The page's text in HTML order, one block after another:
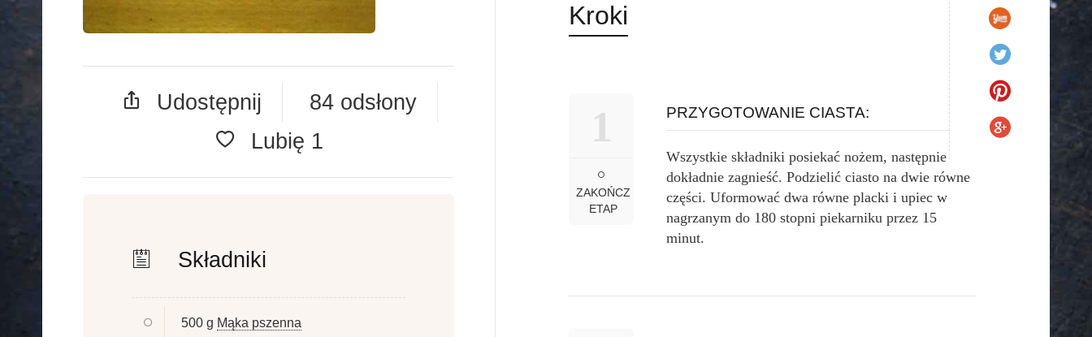
Udostępnij
84 odsłony
Lubię 1
Składniki
500 g Mąka pszenna
Kroki
1
ZAKOŃCZ
ETAP
PRZYGOTOWANIE CIASTA:
Wszystkie składniki posiekać nożem, następnie
dokładnie zagnieść. Podzielić ciasto na dwie równe
części. Uformować dwa równe placki i upiec w
nagrzanym do 180 stopni piekarniku przez 15
minut.